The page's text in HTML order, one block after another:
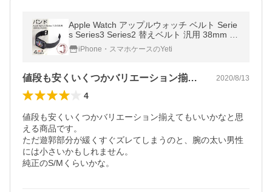
Apple Watch アップルウォッチ ベルト Serie
s Series3 Series2 替えベルト 汎用 38mm 42
mm シンプル ステンレススチール製 サイズ
調節 おしゃれ 時計バンド
iPhone・スマホケースのYeti
値段も安くいくつかバリエーション揃えて… 2020/8/13
4
値段も安くいくつかバリエーション揃えてもいいかなと思
える商品です。
ただ遊郭部分が緩くすぐズレてしまうのと、腕の太い男性
には小さいかもしれません。
純正のS/Mくらいかな。